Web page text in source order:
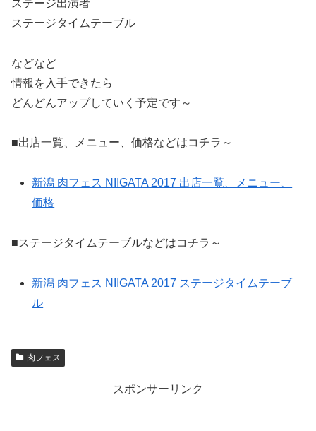
ステージ出演者
ステージタイムテーブル
などなど
情報を入手できたら
どんどんアップしていく予定です～
■出店一覧、メニュー、価格などはコチラ～
新潟 肉フェス NIIGATA 2017 出店一覧、メニュー、
価格
■ステージタイムテーブルなどはコチラ～
新潟 肉フェス NIIGATA 2017 ステージタイムテーブ
ル
肉フェス
スポンサーリンク